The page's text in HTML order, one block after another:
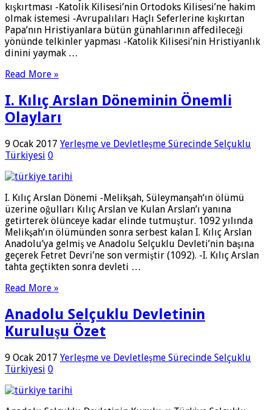
kışkırtması -Katolik Kilisesi’nin Ortodoks Kilisesi’ne hakim
olmak istemesi -Avrupalıları Haçlı Seferlerine kışkırtan
Papa’nın Hristiyanlara bütün günahlarının affedileceği
yönünde telkinler yapması -Katolik Kilisesi’nin Hristiyanlık
dinini yaymak …
Read More »
I. Kılıç Arslan Döneminin Önemli
Olayları
9 Ocak 2017 Yerleşme ve Devletleşme Sürecinde Selçuklu
Türkiyesi 0
I. Kılıç Arslan Dönemi -Melikşah, Süleymanşah‘ın ölümü
üzerine oğulları Kılıç Arslan ve Kulan Arslan’ı yanına
getirterek ölünceye kadar elinde tutmuştur. 1092 yılında
Melikşah’ın ölümünden sonra serbest kalan I. Kılıç Arslan
Anadolu’ya gelmiş ve Anadolu Selçuklu Devleti’nin başına
geçerek Fetret Devri’ne son vermiştir (1092). -I. Kılıç Arslan
tahta geçtikten sonra devleti …
Read More »
Anadolu Selçuklu Devletinin
Kuruluşu Özet
9 Ocak 2017 Yerleşme ve Devletleşme Sürecinde Selçuklu
Türkiyesi 0